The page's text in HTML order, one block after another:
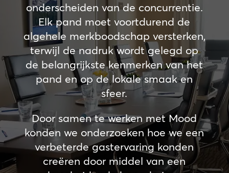
onderscheiden van de concurrentie.
Elk pand moet voortdurend de
algehele merkboodschap versterken,
terwijl de nadruk wordt gelegd op
de belangrijkste kenmerken van het
pand en op de lokale smaak en
sfeer.
Door samen te werken met Mood
konden we onderzoeken hoe we een
verbeterde gastervaring konden
creëren door middel van een